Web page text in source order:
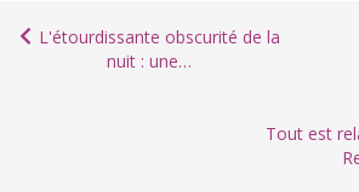
L'étourdissante obscurité de la
nuit : une…
Tout est